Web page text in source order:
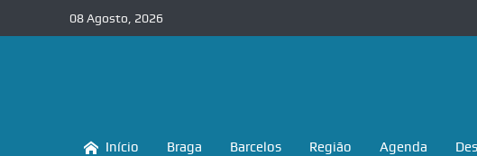
08 Agosto, 2026
Início Braga Barcelos Região Agenda